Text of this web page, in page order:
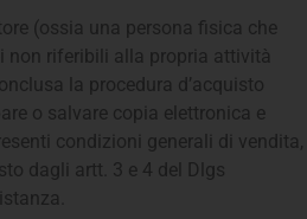
(ossia una persona fisica che
non riferibili alla propria attività
la procedura d’acquisto
o salvare copia elettronica e
condizioni generali di vendita,
dagli artt. 3 e 4 del Dlgs